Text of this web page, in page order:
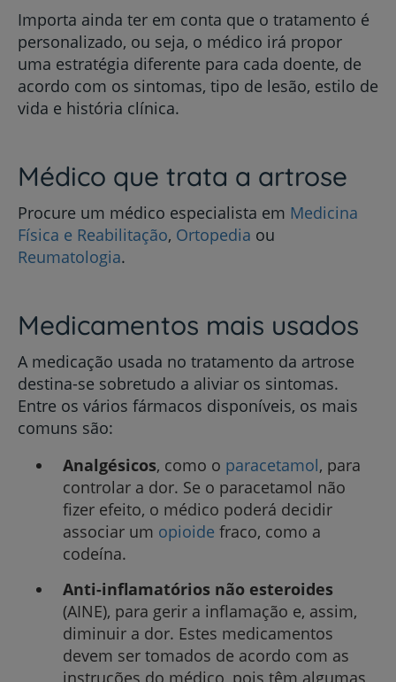
Importa ainda ter em conta que o tratamento é
personalizado, ou seja, o médico irá propor
uma estratégia diferente para cada doente, de
acordo com os sintomas, tipo de lesão, estilo de
vida e história clínica.
Médico que trata a artrose
Procure um médico especialista em Medicina
Física e Reabilitação, Ortopedia ou
Reumatologia.
Medicamentos mais usados
A medicação usada no tratamento da artrose
destina-se sobretudo a aliviar os sintomas.
Entre os vários fármacos disponíveis, os mais
comuns são:
Analgésicos, como o paracetamol, para
controlar a dor. Se o paracetamol não
fizer efeito, o médico poderá decidir
associar um opioide fraco, como a
codeína.
Anti-inflamatórios não esteroides
(AINE), para gerir a inflamação e, assim,
diminuir a dor. Estes medicamentos
devem ser tomados de acordo com as
instruções do médico, pois têm algumas